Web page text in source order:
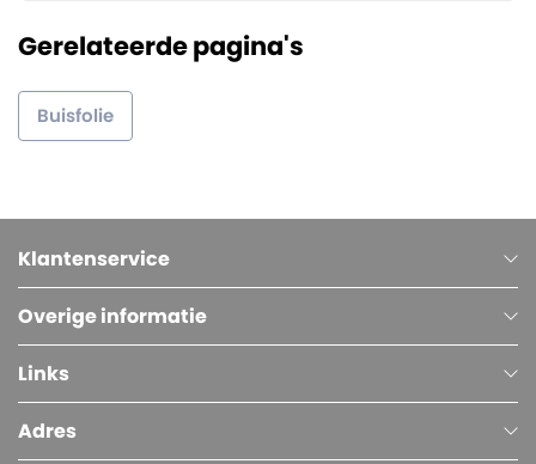
Gerelateerde pagina's
Buisfolie
Klantenservice
Overige informatie
Links
Adres